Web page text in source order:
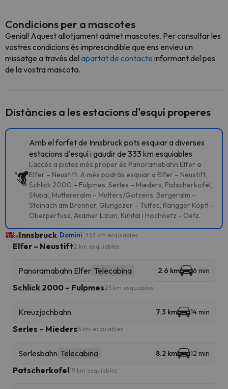
Condicions per a mascotes
Genial! Aquest allotjament admet mascotes. Per consultar les
vostres condicions és imprescindible que ens envieu un
missatge a través del apartat de contacte informant del pes
de la vostra mascota.
Distàncies a les estacions d'esquí properes
Amb el forfet de Innsbruck pots esquiar a diverses
estacions d'esquí i gaudir de 333 km esquiables
L'accés a pistes més proper és Panoramabahn Elfer a
Elfer – Neustift. A més podràs esquiar a Elfer – Neustift,
Schlick 2000 – Fulpmes, Serles – Mieders, Patscherkofel,
Stubai, Muttereralm – Mutters/Götzens, Bergeralm –
Steinach am Brenner, Glungezer – Tulfes, Rangger Köpfl –
Oberperfuss, Axamer Lizum, Kühtai i Hochoetz - Oetz.
Innsbruck Domini 333 km esquiables
Elfer – Neustift 2 km esquiables
Panoramabahn Elfer Telecabina 2.6 km 6 min
Schlick 2000 – Fulpmes 25 km esquiables
Kreuzjochbahn 7.3 km 14 min
Serles – Mieders 5 km esquiables
Serlesbahn Telecabina 8.2 km 12 min
Patscherkofel19 km esquiables